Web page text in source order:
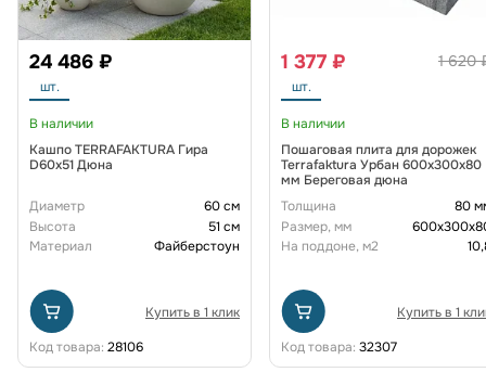
24 486 ₽
шт.
В наличии
Кашпо TERRAFAKTURA Гира
D60х51 Дюна
Диаметр
60 см
Высота
51 см
Материал
Файберстоун
Купить в 1 клик
Код товара: 28106
1 620
1 377 ₽
шт.
В наличии
Пошаговая плита для дорожек
Terrafaktura Урбан 600x300x80
мм Береговая дюна
Толщина
80
Размер, мм
На поддоне, м2
Купить в 1
Код товара: 32307